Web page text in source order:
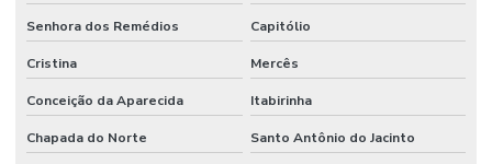
Senhora dos Remédios Capitólio
Cristina Mercês
Conceição da Aparecida Itabirinha
Chapada do Norte Santo Antônio do Jacinto